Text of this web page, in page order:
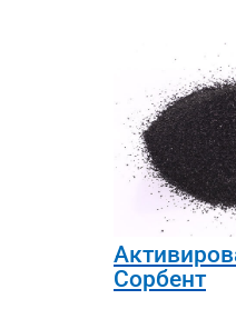
Сорбент